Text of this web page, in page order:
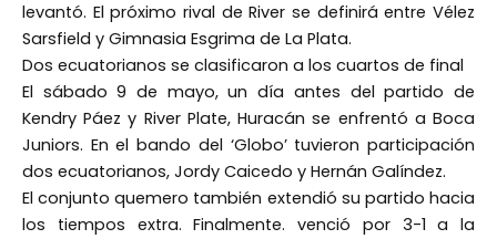
levantó. El próximo rival de River se definirá entre Vélez
Sarsfield y Gimnasia Esgrima de La Plata.
Dos ecuatorianos se clasificaron a los cuartos de final
El sábado 9 de mayo, un día antes del partido de
Kendry Páez y River Plate, Huracán se enfrentó a Boca
Juniors. En el bando del ‘Globo’ tuvieron participación
dos ecuatorianos, Jordy Caicedo y Hernán Galíndez.
El conjunto quemero también extendió su partido hacia
los tiempos extra. Finalmente. venció por 3-1 a la